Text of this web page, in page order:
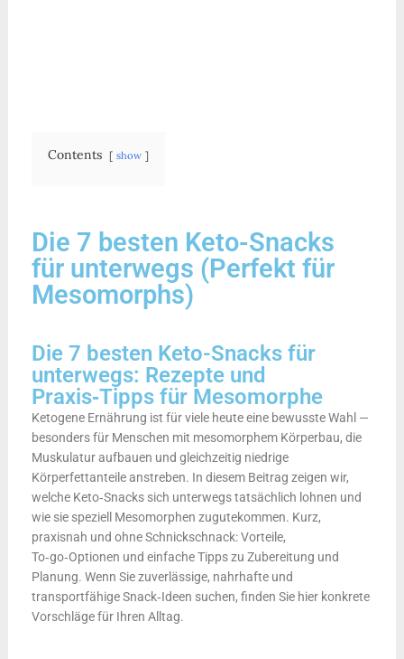
Contents show
Die 7 besten Keto-Snacks
für unterwegs (Perfekt für
Mesomorphs)
Die 7 besten Keto-Snacks für
unterwegs: Rezepte und
Praxis‑Tipps für Mesomorphe
Ketogene Ernährung ist für viele heute eine bewusste Wahl —
besonders für Menschen mit mesomorphem Körperbau, die
Muskulatur aufbauen und gleichzeitig niedrige
Körperfettanteile anstreben. In diesem Beitrag zeigen wir,
welche Keto‑Snacks sich unterwegs tatsächlich lohnen und
wie sie speziell Mesomorphen zugutekommen. Kurz,
praxisnah und ohne Schnickschnack: Vorteile,
To‑go‑Optionen und einfache Tipps zu Zubereitung und
Planung. Wenn Sie zuverlässige, nahrhafte und
transportfähige Snack‑Ideen suchen, finden Sie hier konkrete
Vorschläge für Ihren Alltag.